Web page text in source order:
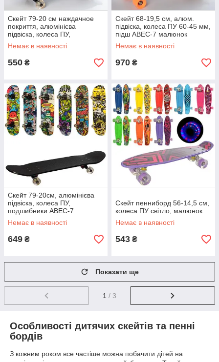
Скейт 79-20 см наждачное
покриття, алюмінієва
підвіска, колеса ПУ,
підшипники ABEC-7
Немає в наявності
550 ₴
Скейт 68-19,5 см, алюм.
підвіска, колеса ПУ 60-45 мм,
підш ABEC-7 малюнок
Немає в наявності
970 ₴
Скейт 79-20см, алюмінієва
підвіска, колеса ПУ,
подшибники ABEC-7
Немає в наявності
649 ₴
Скейт пенниборд 56-14,5 см,
колеса ПУ світло, малюнок
Немає в наявності
543 ₴
Показати ще
1 / 3
Особливості дитячих скейтів та пенні
бордів
З кожним роком все частіше можна побачити дітей на